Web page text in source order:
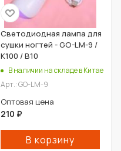
Светодиодная лампа для
сушки ногтей - GO-LM-9 /
К100 / В10
В наличии на складе в Китае
Арт.: GO-LM-9
Оптовая цена
210 ₽
В корзину